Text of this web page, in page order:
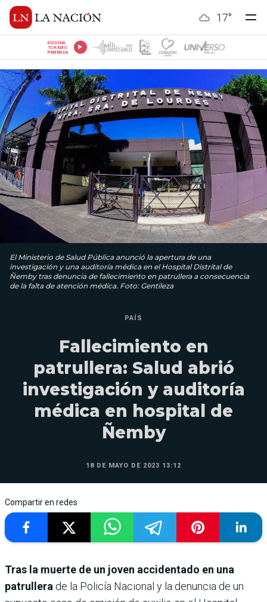
17°
ESCUCHÁ
TU RADIO
PREFERIDA
El Ministerio de Salud Pública anunció la apertura de una
investigación y una auditoría médica en el Hospital Distrital de
Ñemby tras denuncia de fallecimiento en patrullera a consecuencia
de la falta de atención médica. Foto: Gentileza
PAÍS
Fallecimiento en
patrullera: Salud abrió
investigación y auditoría
médica en hospital de
Ñemby
18 DE MAYO DE 2023 13:12
Compartir en redes
Tras la muerte de un joven accidentado en una
patrullera de la Policía Nacional y la denuncia de un